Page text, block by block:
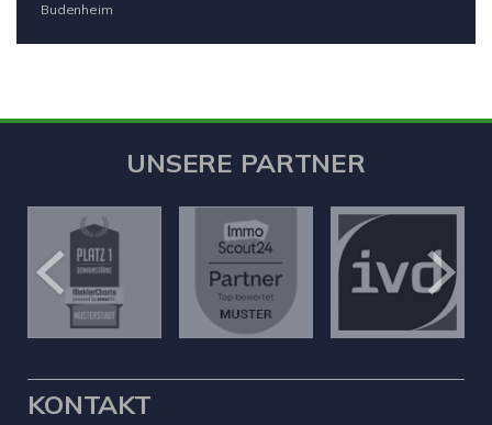
Budenheim
UNSERE PARTNER
KONTAKT